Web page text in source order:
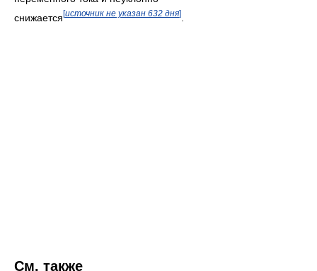
снижается [источник не указан 632 дня]
См. также